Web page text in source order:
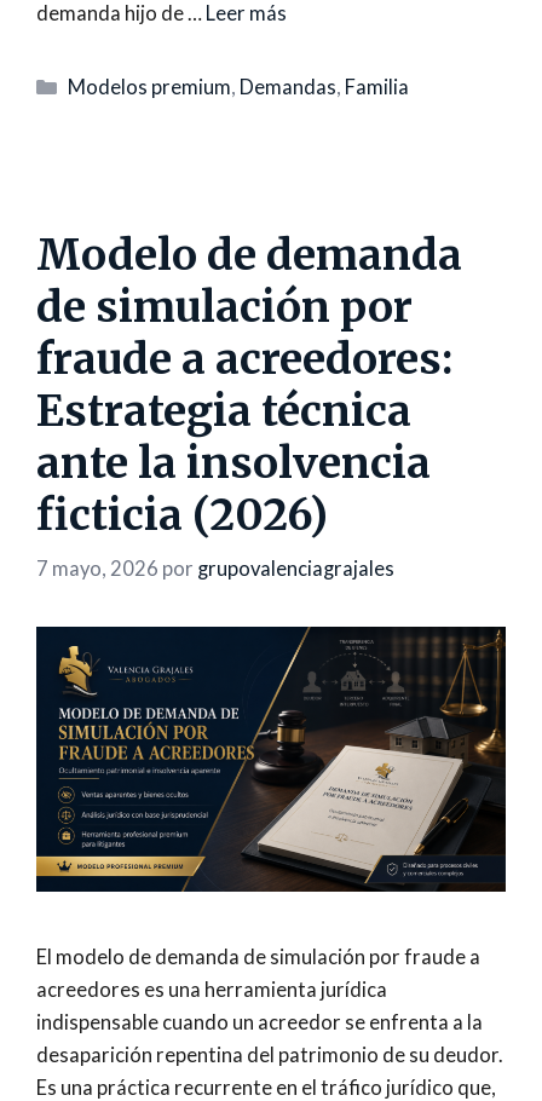
demanda hijo de … Leer más
Categorías
Modelos premium, Demandas, Familia
Modelo de demanda
de simulación por
fraude a acreedores:
Estrategia técnica
ante la insolvencia
ficticia (2026)
7 mayo, 2026 por grupovalenciagrajales
El modelo de demanda de simulación por fraude a
acreedores es una herramienta jurídica
indispensable cuando un acreedor se enfrenta a la
desaparición repentina del patrimonio de su deudor.
Es una práctica recurrente en el tráfico jurídico que,